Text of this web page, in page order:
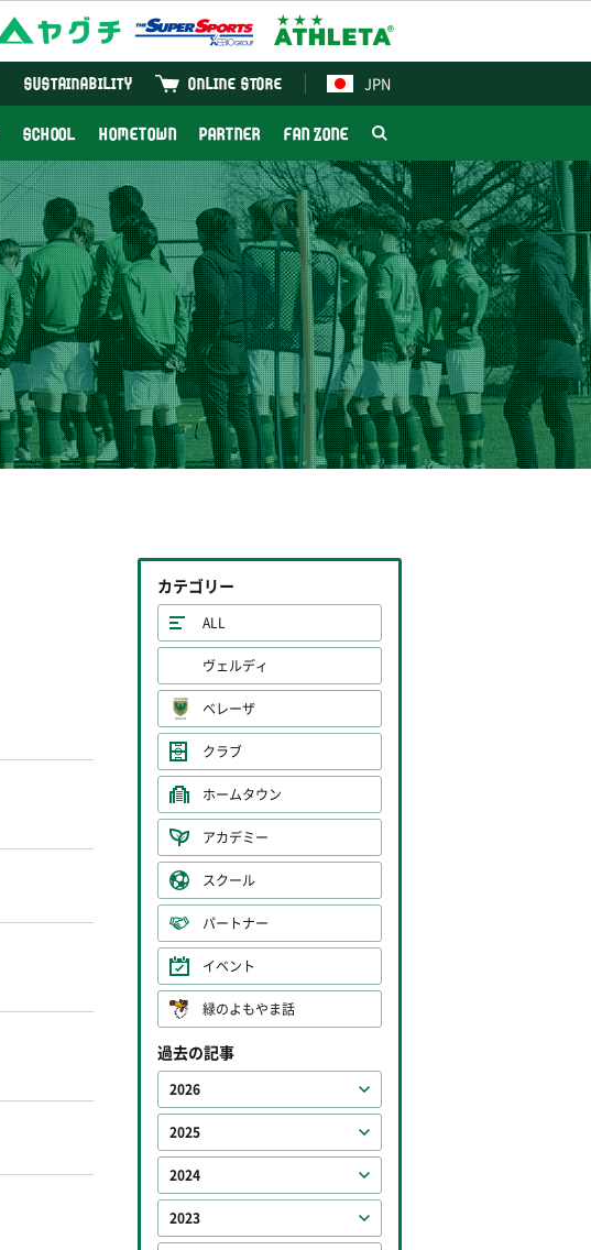
JPN
ONLINE STORE
SUSTAINABILITY
SCHOOL HOMETOWN PARTNER FAN ZONE
カテゴリー
ALL
ヴェルディ
ベレーザ
クラブ
ホームタウン
アカデミー
スクール
パートナー
イベント
緑のよもやま話
過去の記事
2026
2025
2024
2023